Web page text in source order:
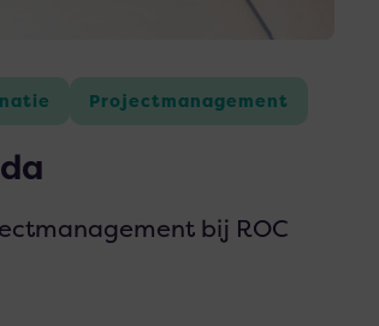
Projectmanagement
bij ROC